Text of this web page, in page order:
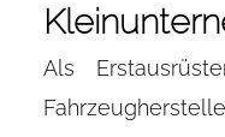
Als